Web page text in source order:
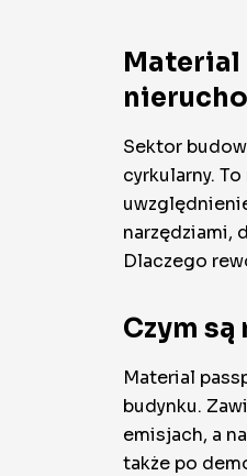
Material
Sektor
cyrkularny.
narzędziami,
Dlaczego
Czym
Material
budynku.
emisjach, a
także po